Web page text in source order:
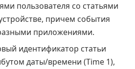
пользователя со статьями
причем события
приложениями.
идентификатор статьи
даты/времени (Time 1),